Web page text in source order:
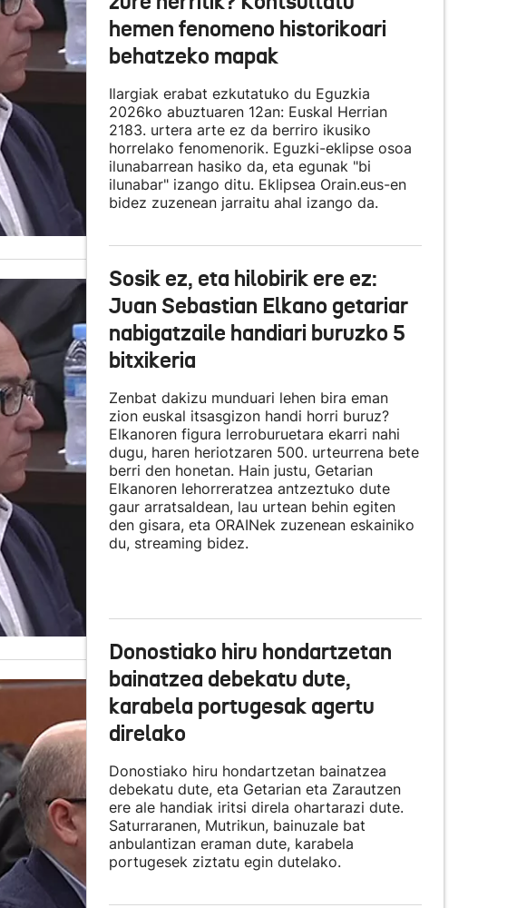
hemen fenomeno historikoari
behatzeko mapak
Ilargiak erabat ezkutatuko du Eguzkia
2026ko abuztuaren 12an: Euskal Herrian
2183. urtera arte ez da berriro ikusiko
horrelako fenomenorik. Eguzki-eklipse osoa
ilunabarrean hasiko da, eta egunak "bi
ilunabar" izango ditu. Eklipsea Orain.eus-en
bidez zuzenean jarraitu ahal izango da.
Sosik ez, eta hilobirik ere ez:
Juan Sebastian Elkano getariar
nabigatzaile handiari buruzko 5
bitxikeria
Zenbat dakizu munduari lehen bira eman
zion euskal itsasgizon handi horri buruz?
Elkanoren figura lerroburuetara ekarri nahi
dugu, haren heriotzaren 500. urteurrena bete
berri den honetan. Hain justu, Getarian
Elkanoren lehorreratzea antzeztuko dute
gaur arratsaldean, lau urtean behin egiten
den gisara, eta ORAINek zuzenean eskainiko
du, streaming bidez.
Donostiako hiru hondartzetan
bainatzea debekatu dute,
karabela portugesak agertu
direlako
Donostiako hiru hondartzetan bainatzea
debekatu dute, eta Getarian eta Zarautzen
ere ale handiak iritsi direla ohartarazi dute.
Saturraranen, Mutrikun, bainuzale bat
anbulantizan eraman dute, karabela
portugesek ziztatu egin dutelako.